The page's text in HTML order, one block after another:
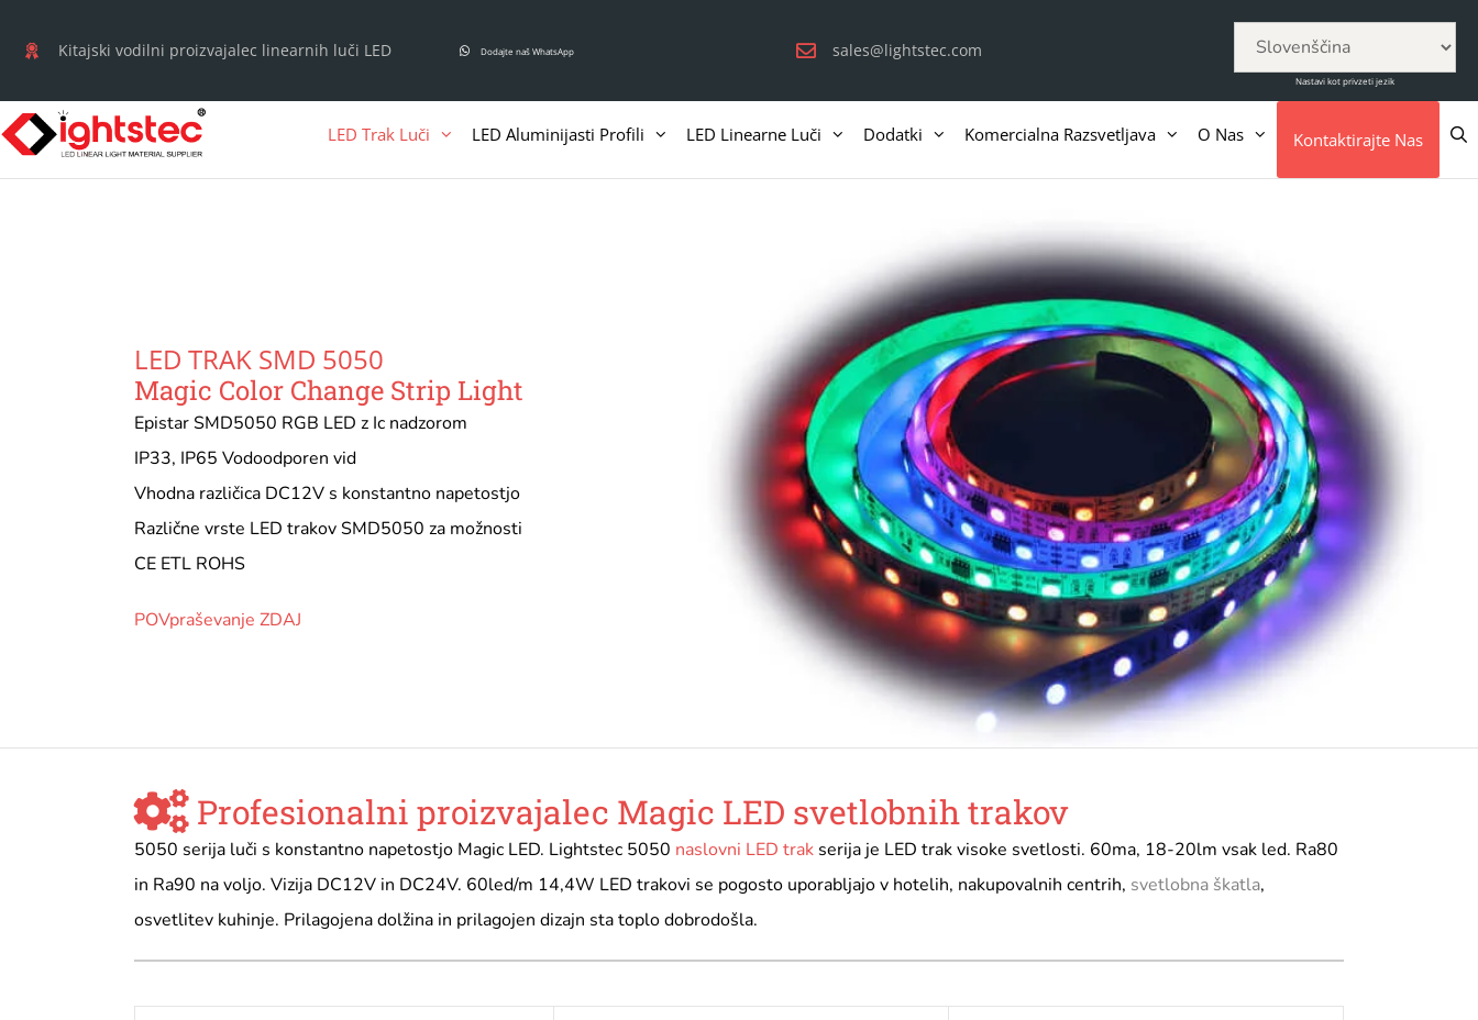
Kitajski vodilni proizvajalec linearnih luči LED Dodajte naš WhatsApp sales@lightstec.com
Nastavi kot privzeti jezik
LED Trak Luči LED Aluminijasti Profili LED Linearne Luči Dodatki Komercialna Razsvetljava O Nas Kontaktirajte Nas
LED TRAK SMD 5050
Magic Color Change Strip Light
Epistar SMD5050 RGB LED z Ic nadzorom
IP33, IP65 Vodoodporen vid
Vhodna različica DC12V s konstantno napetostjo
Različne vrste LED trakov SMD5050 za možnosti
CE ETL ROHS
POVpraševanje ZDAJ
Profesionalni proizvajalec Magic LED svetlobnih trakov
5050 serija luči s konstantno napetostjo Magic LED. Lightstec 5050 naslovni LED trak serija je LED trak visoke svetlosti. 60ma, 18-20lm vsak led. Ra80
in Ra90 na voljo. Vizija DC12V in DC24V. 60led/m 14,4W LED trakovi se pogosto uporabljajo v hotelih, nakupovalnih centrih, svetlobna škatla,
osvetlitev kuhinje. Prilagojena dolžina in prilagojen dizajn sta toplo dobrodošla.